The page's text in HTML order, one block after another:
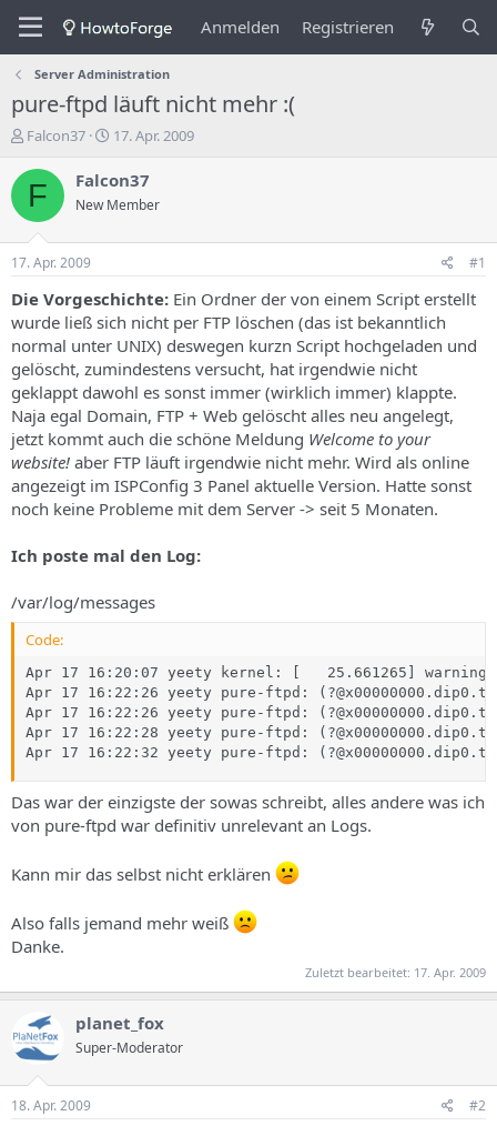
Anmelden Registrieren
Server Administration
pure-ftpd läuft nicht mehr :(
E
s
e
l
e
r
e
s
T
h
e
m
s
Falcon37
E
s
e
n
g
s
d
a
t
u
m
17. Apr. 2009
F Falcon37
New Member
17. Apr. 2009 #1
Die Vorgeschichte: Ein Ordner der von einem Script erstellt
wurde ließ sich nicht per FTP löschen (das ist bekanntlich
normal unter UNIX) deswegen kurzn Script hochgeladen und
gelöscht, zumindestens versucht, hat irgendwie nicht
geklappt dawohl es sonst immer (wirklich immer) klappte.
Naja egal Domain, FTP + Web gelöscht alles neu angelegt,
jetzt kommt auch die schöne Meldung Welcome to your
website! aber FTP läuft irgendwie nicht mehr. Wird als online
angezeigt im ISPConfig 3 Panel aktuelle Version. Hatte sonst
noch keine Probleme mit dem Server -> seit 5 Monaten.
Ich poste mal den Log:
/var/log/messages
Code:
Apr 17 16:20:07 yeety kernel: [   25.661265]
Apr 17 16:22:26 yeety pure-ftpd:
Apr 17 16:22:26 yeety pure-ftpd: (?@x00000000.dip0.t-
Apr 17 16:22:28 yeety pure-ftpd:
Apr 17 16:22:32 yeety pure-ftpd:
Das war der einzigste der sowas schreibt, alles andere was ich
von pure-ftpd war definitiv unrelevant an Logs.
Kann mir das selbst nicht erklären
Also falls jemand mehr weiß
Danke.
Zuletzt bearbeitet: 17. Apr. 2009
planet_fox
Super-Moderator
18. Apr. 2009 #2